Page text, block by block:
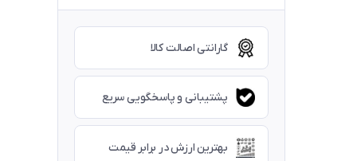
گارانتی اصالت کالا
پشتیبانی و پاسخگویی سریع
بهترین ارزش در برابر قیمت